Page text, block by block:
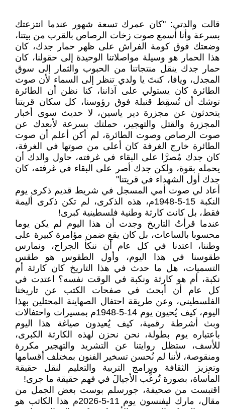
قالت والدتي: "كان عمرك تسعة شهور عندما انتزعتك
بسرعة وأنا أسمع صوت زخات الرصاص بالقرب من بيتنا،
وضعتك فوق كومة الفراش على ظهر حمار جدك، كان
هذا الحمار هو وسيلة مواصلاتنا الوحيدة إلى حقولنا، كان
حمار جدك ينقل منتجاتنا من الحبوب والثمار إلى سوق
المجدل، ويافا، كنتَ يا ولدي تنظر إلى السماء لأن صوت
الطائرة كان يستولي على آذاننا، كنا نظن أن الطائرة
توشك أن تُسقِط قنبلة فوق رؤوسنا، كل سكان قريتنا
يتحدثون عن مجزرة دير ياسين، لا حديث سوى أخبار
المجزرة والقتل والتهجير، حملتك بسرعة لأبعدك عن
صوت الرصاص وصوت الطائرة، لم أكن أعلم أن صوت
الطائرة خارج الغرفة كان أعلى من صوتها في الغرفة،
كان جدك مُصرَّا على البقاء في غرفته، حاول والدك أن
يحمله بقوة، ولكن جدك أصر على البقاء في غرفته، كان
جدك أول الشهداء في قريتنا"
أعاد لي صوت أمي المسجل في شريط قديم ذكرى يوم
النكبة 15-5-1948م، هذه الذكرى، لم تكن ذكرى أليمة
فقط، بل كانت كارثة وطنية فلسطينية كبرى!
عندما قرأتُ التاريخ وجدت أن هذا اليوم لم يكن يوما
محسوبا بالساعات، بل كان يقع ضمن مؤامرة كبيرة على
وطننا، اعتدنا في كل عام أن ننكأ الجراح، ونمارس
طقوسنا في هذا اليوم، وأول الطقوس هو طقس
التسميات، هل ما حدث في هذا التاريخ كان كارثة أم
نكبة، أم هو كارثة ونكبة في الوقت نفسه؟ اعتدت في
كل عام أن أبحث في صفحات الكتب عن تاريخنا
الفلسطيني، وعن طريقة احتفال الصهاينة المحتلين بهذا
اليوم، كيف يُحيون يوم 14-5-1948م بمسيرات واحتفالات
وبث أشرطة رقمية، كيف يُعيدون صياغة هذا اليوم
باعتباره يوم بطولة، نحن نحزن لهذه الكارثة الكبرى،
للأسف، ستظل روايتنا عن التشريد والتهجير مكررة
ومنقوصة، لأننا لم نُحسن تسخير الفنون بمختلف أقسامها
وتعزيز الثقافة وبرامج التربية والتعليم لنقل حقيقة
المأساة، بصورة تُرغِّب الأجيالَ في فهم حقيقة ما جرى!
اقتبست من صحيفة، جورسلم بوست بعض الجمل من
مقال، مارك ليفنسون يوم 11-5-2026م هذا الكاتب هو